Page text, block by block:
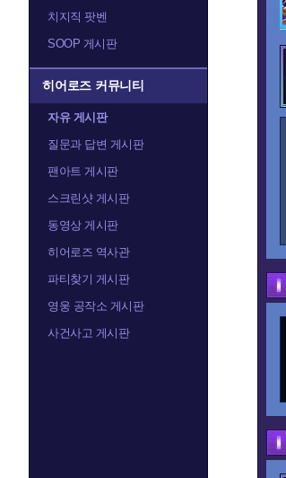
치지직 팟벤
SOOP 게시판
히어로즈 커뮤니티
자유 게시판
질문과 답변 게시판
팬아트 게시판
스크린샷 게시판
동영상 게시판
히어로즈 역사관
파티찾기 게시판
영웅 공작소 게시판
사건사고 게시판